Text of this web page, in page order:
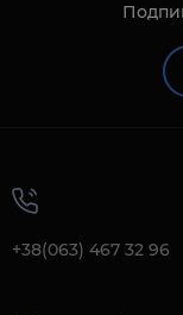
+38(063) 467 32 96